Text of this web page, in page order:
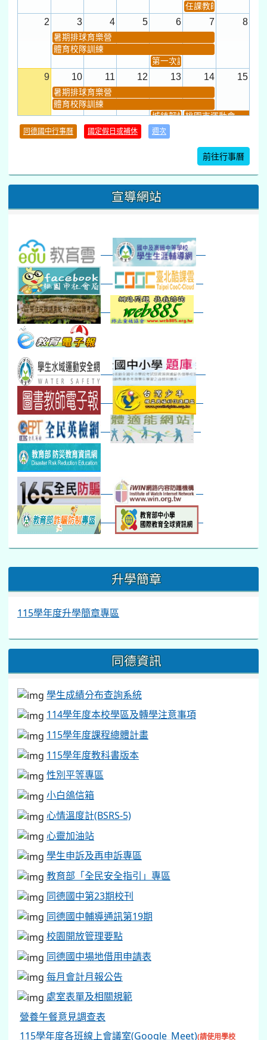
任課教師抽籤
2 3 4 5 6 7 8
暑期排球育樂營
體育校隊訓練
第一次課發會 (12:30~)
9 10 11 12 13 14 15
暑期排球育樂營
體育校隊訓練
城鎮韌性(防空)演習
桃園市運動會
暑期體育育樂營結束
21 22
桃園市運動會
數感實驗夏令營(整天)
新生智力測驗補測(...
下午-新進教師研習
教師備課會議
新生訓練(整天)新生訓練(~12:00)
下午-校務會議14:00-
八九年級返校8-9
防災演練工作分配及...
30 31 2 3
本週_健康檢查週各班器材負責人訓練
發放班級書箱及晨讀...
技藝教育學程說明會...
12:30幹部訓練七年級新生健檢
本週_友善校園週收學生證、換補教科...
本週_圖書館開放借...
開學日
第一週
超額比序暨免試入學...
同德國中行事曆 國定假日或補休 週次
前往行事曆
宣導網站
::: 升學簡章
115學年度升學簡章專區
同德資訊
學生成績分布查詢系統
114學年度本校學區及轉學注意事項
115學年度課程總體計畫
115學年度教科書版本
性別平等專區
小白鴿信箱
心情溫度計(BSRS-5)
心靈加油站
學生申訴及再申訴專區
教育部「全民安全指引」專區
同德國中第23期校刊
同德國中輔導通訊第19期
校園開放管理要點
同德國中場地借用申請表
每月會計月報公告
處室表單及相關規範
營養午餐意見調查表
115學年度各班線上會議室(Google_Meet)(請使用學校